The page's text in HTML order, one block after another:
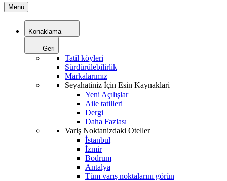
Menü
Konaklama
Geri
Tatil köyleri
Sürdürülebilirlik
Markalarımız
Seyahatiniz İçin Esin Kaynaklari
Yeni Açılışlar
Aile tatilleri
Dergi
Daha Fazlası
Variş Noktanizdaki Oteller
İstanbul
İzmir
Bodrum
Antalya
Tüm varış noktalarını görün